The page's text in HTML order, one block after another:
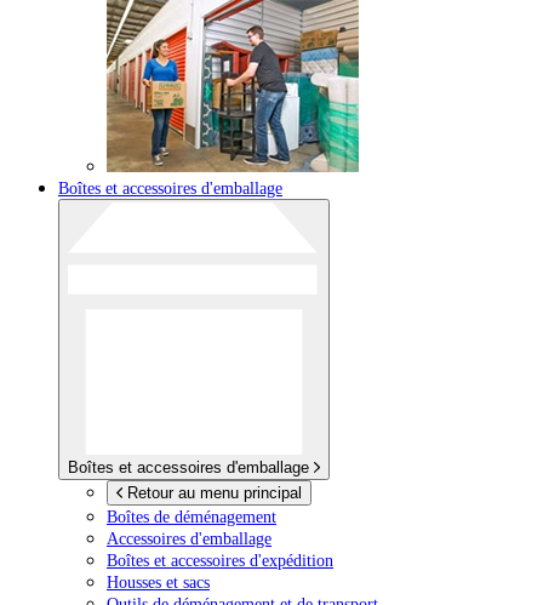
Boîtes et accessoires d'emballage
Boîtes et accessoires d'emballage
Retour au menu principal
Boîtes de déménagement
Accessoires d'emballage
Boîtes et accessoires d'expédition
Housses et sacs